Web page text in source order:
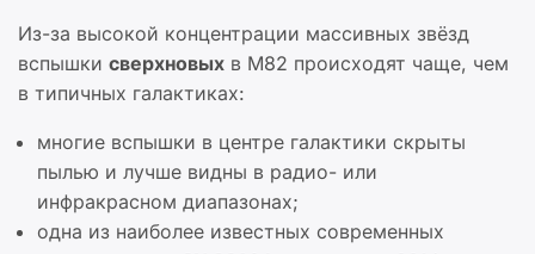
Из-за высокой концентрации массивных звёзд
вспышки сверхновых в M82 происходят чаще, чем
в типичных галактиках:
многие вспышки в центре галактики скрыты
пылью и лучше видны в радио- или
инфракрасном диапазонах;
одна из наиболее известных современных